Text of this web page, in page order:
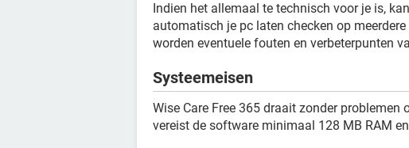
Indien het allemaal te technisch voor je is,
automatisch je pc laten checken op
worden eventuele fouten en verbeterpunten
Systeemeisen
Wise Care Free 365 draait zonder problemen
vereist de software minimaal 128 MB RAM